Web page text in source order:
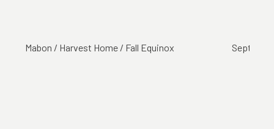
Mabon / Harvest Home / Fall Equinox